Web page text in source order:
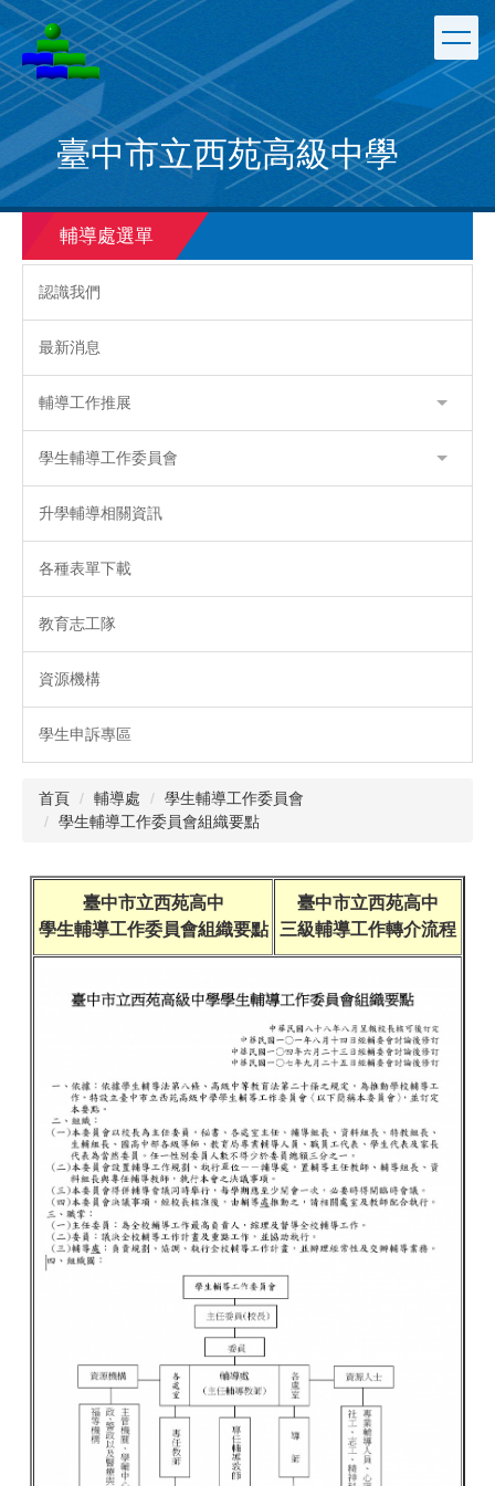
跳
到
主
要
內
容
區
臺中市立西苑高級中學
輔導處選單
認識我們
最新消息
輔導工作推展
學生輔導工作委員會
升學輔導相關資訊
各種表單下載
教育志工隊
資源機構
學生申訴專區
首頁 輔導處
學生輔導工作委員會
學生輔導工作委員會組織要點
臺中市立西苑高中
學生輔導工作委員會組織要點
臺中市立西苑高中
三級輔導工作轉介流程